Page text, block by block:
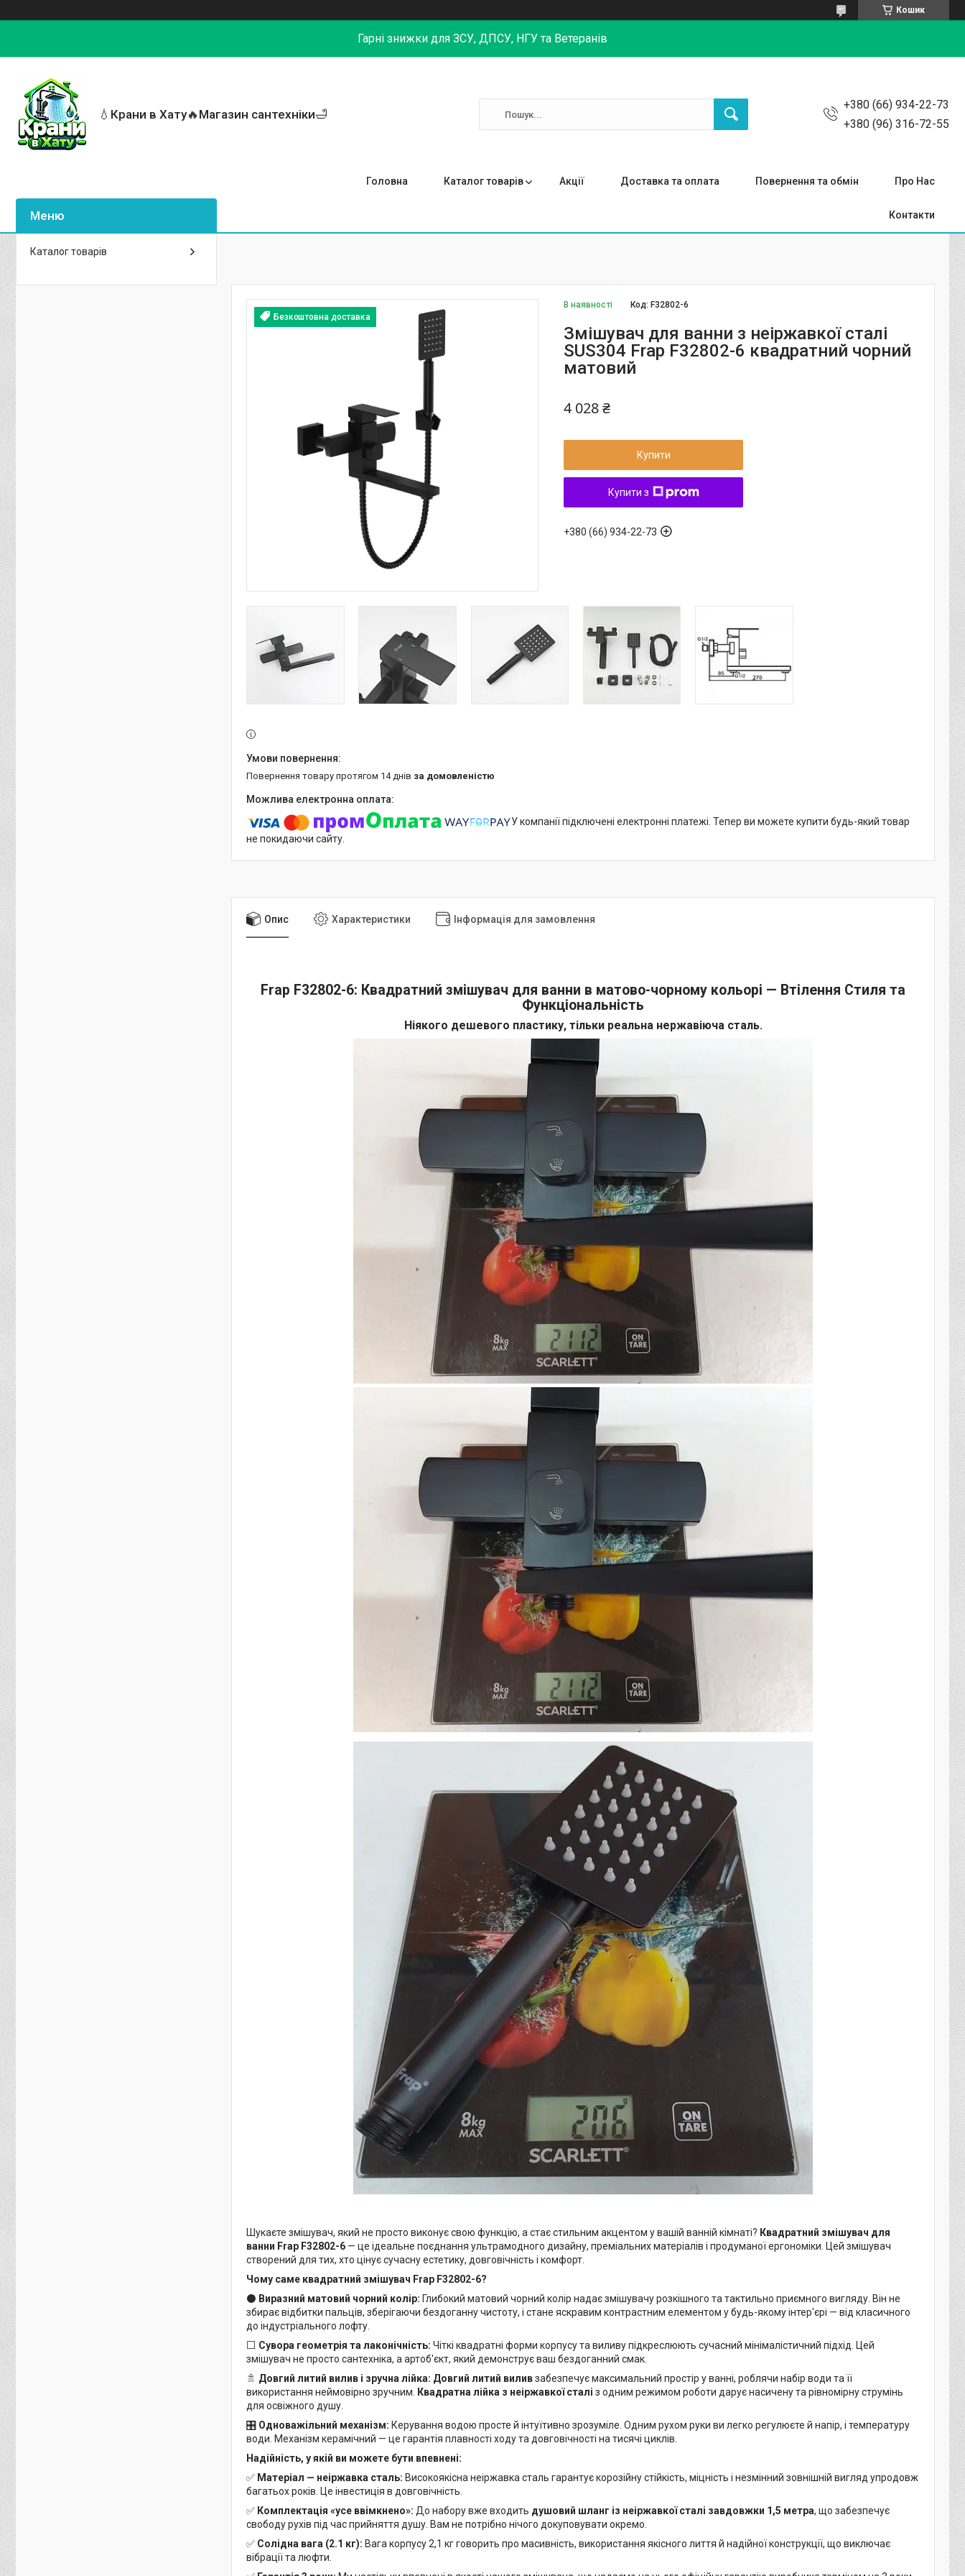
Кошик
Гарні знижки для ЗСУ, ДПСУ, НГУ та Ветеранів
💧Крани в Хату🔥Магазин сантехніки🛁
+380 (66) 934-22-73
+380 (96) 316-72-55
Головна Каталог товарів Акції Доставка та оплата Повернення та обмін Про Нас
Контакти
Безкоштовна доставка
В наявності Код: F32802-6
Змішувач для ванни з неіржавкої сталі
SUS304 Frap F32802-6 квадратний чорний
матовий
4 028 ₴
Купити
Купити з
+380 (66) 934-22-73
повернення товару протягом 14 днів за домовленістю
У компанії підключені електронні платежі. Тепер ви можете купити будь-який товар
не покидаючи сайту.
Опис Характеристики Інформація для замовлення
Frap F32802-6: Квадратний змішувач для ванни в матово-чорному кольорі — Втілення Стиля та
Функціональність
Ніякого дешевого пластику, тільки реальна нержавіюча сталь.
Шукаєте змішувач, який не просто виконує свою функцію, а стає стильним акцентом у вашій ванній кімнаті? Квадратний змішувач для
ванни Frap F32802-6 — це ідеальне поєднання ультрамодного дизайну, преміальних матеріалів і продуманої ергономіки. Цей змішувач
створений для тих, хто цінує сучасну естетику, довговічність і комфорт.
Чому саме квадратний змішувач Frap F32802-6?
⚫️ Виразний матовий чорний колір: Глибокий матовий чорний колір надає змішувачу розкішного та тактильно приємного вигляду. Він не
збирає відбитки пальців, зберігаючи бездоганну чистоту, і стане яскравим контрастним елементом у будь-якому інтер'єрі — від класичного
до індустріального лофту.
⬜️ Сувора геометрія та лаконічність: Чіткі квадратні форми корпусу та виливу підкреслюють сучасний мінімалістичний підхід. Цей
змішувач не просто сантехніка, а артоб'єкт, який демонструє ваш бездоганний смак.
🚿 Довгий литий вилив і зручна лійка: Довгий литий виливзабезпечує максимальний простір у ванні, роблячи набір води та її
використання неймовірно зручним. Квадратна лійка з неіржавкої сталі з одним режимом роботи дарує насичену та рівномірну струмінь
для освіжного душу.
🎛️ Одноважільний механізм: Керування водою просте й інтуїтивно зрозуміле. Одним рухом руки ви легко регулюєте й напір, і температуру
води. Механізм керамічний — це гарантія плавності ходу та довговічності на тисячі циклів.
Надійність, у якій ви можете бути впевнені:
✅ Матеріал — неіржавка сталь: Високоякісна неіржавка сталь гарантує корозійну стійкість, міцність і незмінний зовнішній вигляд упродовж
багатьох років. Це інвестиція в довговічність.
✅ Комплектація «усе ввімкнено»: До набору вже входить душовий шланг із неіржавкої сталі завдовжки 1,5 метра, що забезпечує
свободу рухів під час прийняття душу. Вам не потрібно нічого докуповувати окремо.
✅ Солідна вага (2.1 кг): Вага корпусу 2,1 кг говорить про масивність, використання якісного лиття й надійної конструкції, що виключає
вібрації та люфти.
Каталог товарів